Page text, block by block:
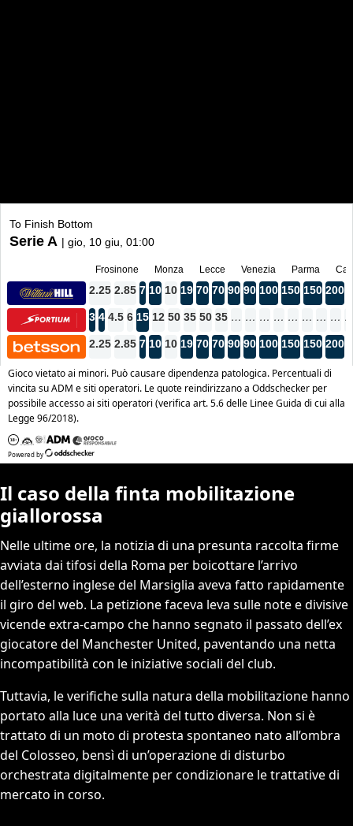
Il caso della finta mobilitazione
giallorossa
Nelle ultime ore, la notizia di una presunta raccolta firme
avviata dai tifosi della Roma per boicottare l’arrivo
dell’esterno inglese del Marsiglia aveva fatto rapidamente
il giro del web. La petizione faceva leva sulle note e divisive
vicende extra-campo che hanno segnato il passato dell’ex
giocatore del Manchester United, paventando una netta
incompatibilità con le iniziative sociali del club.
Tuttavia, le verifiche sulla natura della mobilitazione hanno
portato alla luce una verità del tutto diversa. Non si è
trattato di un moto di protesta spontaneo nato all’ombra
del Colosseo, bensì di un’operazione di disturbo
orchestrata digitalmente per condizionare le trattative di
mercato in corso.